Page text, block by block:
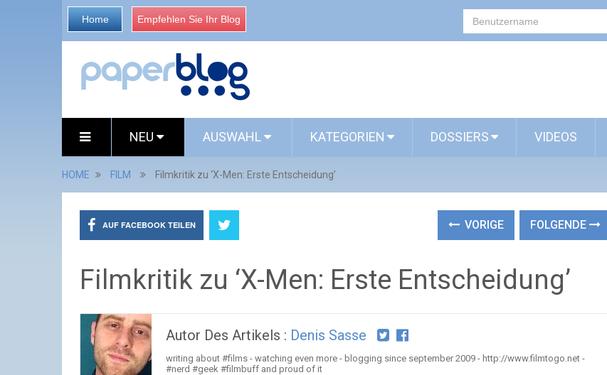
Home Empfehlen Sie Ihr Blog
NEU AUSWAHL KATEGORIEN DOSSIERS VIDEOS
HOME FILM Filmkritik zu ‘X-Men: Erste Entscheidung’
AUF FACEBOOK TEILEN VORIGE FOLGENDE
Filmkritik zu ‘X-Men: Erste Entscheidung’
Autor Des Artikels : Denis Sasse
writing about #films - watching even more - blogging since september 2009 - http://www.filmtogo.net -
#nerd #geek #filmbuff and proud of it